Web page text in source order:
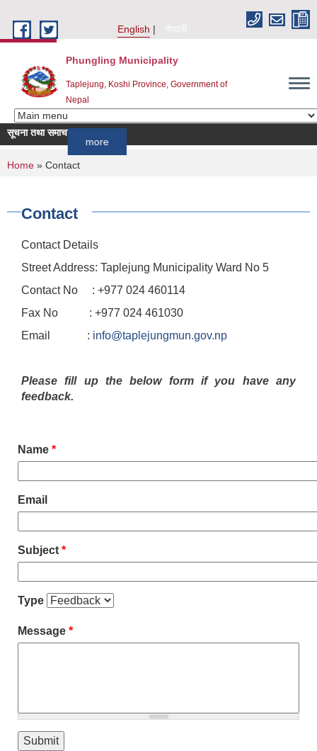
English
नेपाली
Phungling Municipality
Taplejung, Koshi Province, Government of
Nepal
सूचना तथा समाचार
You are here
Home » Contact
Contact
Contact Details
Street Address: Taplejung Municipality Ward No 5
Contact No : +977 024 460114
Fax No : +977 024 461030
Email : info@taplejungmun.gov.np
Please fill up the below form if you have any
feedback.
Name *
Email
Subject *
Type
Message *